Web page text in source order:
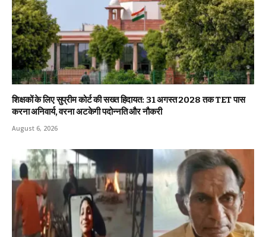
शिक्षकों के लिए सुप्रीम कोर्ट की सख्त हिदायत: 31 अगस्त 2028 तक TET पास
करना अनिवार्य, वरना अटकेगी पदोन्नति और नौकरी
August 6, 2026